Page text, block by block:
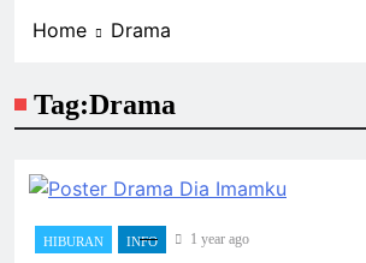
Home Drama
Tag:Drama
HIBURAN INFO 1 year ago